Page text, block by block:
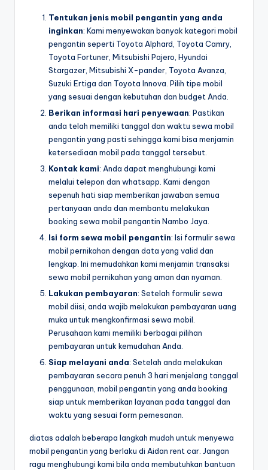
Tentukan jenis mobil pengantin yang anda
inginkan: Kami menyewakan banyak kategori mobil
pengantin seperti Toyota Alphard, Toyota Camry,
Toyota Fortuner, Mitsubishi Pajero, Hyundai
Stargazer, Mitsubishi X-pander, Toyota Avanza,
Suzuki Ertiga dan Toyota Innova. Pilih tipe mobil
yang sesuai dengan kebutuhan dan budget Anda.
Berikan informasi hari penyewaan: Pastikan
anda telah memiliki tanggal dan waktu sewa mobil
pengantin yang pasti sehingga kami bisa menjamin
ketersediaan mobil pada tanggal tersebut.
Kontak kami: Anda dapat menghubungi kami
melalui telepon dan whatsapp. Kami dengan
sepenuh hati siap memberikan jawaban semua
pertanyaan anda dan membantu melakukan
booking sewa mobil pengantin Nambo Jaya.
Isi form sewa mobil pengantin: Isi formulir sewa
mobil pernikahan dengan data yang valid dan
lengkap. Ini memudahkan kami menjamin transaksi
sewa mobil pernikahan yang aman dan nyaman.
Lakukan pembayaran: Setelah formulir sewa
mobil diisi, anda wajib melakukan pembayaran uang
muka untuk mengkonfirmasi sewa mobil.
Perusahaan kami memiliki berbagai pilihan
pembayaran untuk kemudahan Anda.
Siap melayani anda: Setelah anda melakukan
pembayaran secara penuh 3 hari menjelang tanggal
penggunaan, mobil pengantin yang anda booking
siap untuk memberikan layanan pada tanggal dan
waktu yang sesuai form pemesanan.
diatas adalah beberapa langkah mudah untuk menyewa
mobil pengantin yang berlaku di Aidan rent car. Jangan
ragu menghubungi kami bila anda membutuhkan bantuan